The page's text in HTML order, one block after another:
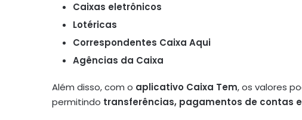
Caixas eletrônicos
Lotéricas
Correspondentes Caixa Aqui
Agências da Caixa
Além disso, com o aplicativo Caixa Tem, os valores
permitindo transferências, pagamentos de contas